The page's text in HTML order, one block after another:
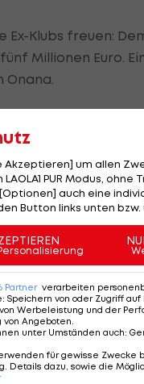
Ex-Klubs freuen:
Millionen Euro.
Onana.
to
from Everton.
July 22, 2024
Akzeptieren] um allen
PUR Modus,
auch eine
Button links unten bzw.
Partner verarbeiten
: Speichern von oder Zugriff
Werbeleistung und der
von Angeboten.
unter Umständen auch:
für gewisse
Details dazu, sowie die